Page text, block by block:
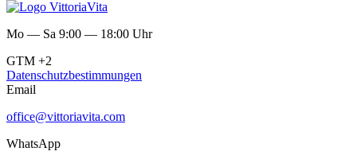
Mo — Sa 9:00 — 18:00 Uhr
GTM +2
Datenschutzbestimmungen
Email
office@vittoriavita.com
WhatsApp